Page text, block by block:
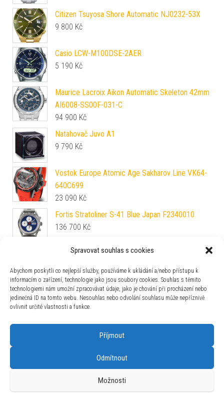
Spravovat souhlas s cookies
Abychom poskytli co nejlepší služby, používáme k ukládání a/nebo přístupu k
informacím o zařízení, technologie jako jsou soubory cookies. Souhlas s těmito
technologiemi nám umožní zpracovávat údaje, jako je chování při procházení nebo
jedinečná ID na tomto webu. Nesouhlas nebo odvolání souhlasu může nepříznivě
ovlivnit určité vlastnosti a funkce.
Příjmout
Odmítnout
Možnosti
Citizen Tsuyosa Shore Automatic NJ0232-53X
9 800 Kč
Casio LCW-M100DSE-2AER
5 190 Kč
Maurice Lacroix Aikon Automatic Skeleton 42mm
AI6008-SS00F-031-C
94 900 Kč
Natahovač Juvo A1
9 790 Kč
Vostok Europe Atomic Age Sakharov Line VK64-
640C699
23 090 Kč
Fortis Stratoliner S-41 Blue Japan F2340010
136 700 Kč
Hamilton Jazzmaster Open Heart Lady Auto
36mm H32215840
30 200Kč
Fortis Pilot Classic Chronograph 904-21-41-LP
73 600Kč
s.r.o. Chodovská 228/3 Praha 4 IČ: 26454424